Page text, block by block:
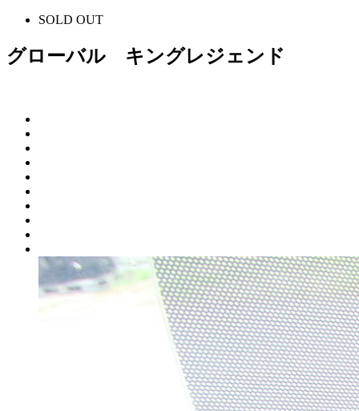
SOLD OUT
グローバル キングレジェンド